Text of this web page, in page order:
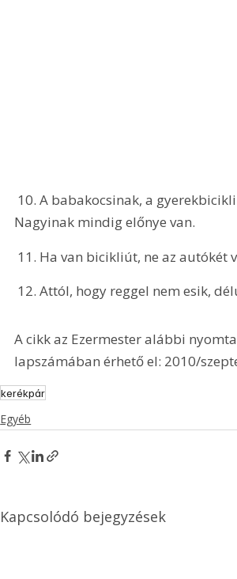
Nagyinak mindig előnye van.
11. Ha van bicikliút, ne az autókét
12. Attól, hogy reggel nem esik,
A cikk az Ezermester alábbi
lapszámában érhető el: 2010/
kerékpár
Egyéb
Kapcsolódó bejegyzések